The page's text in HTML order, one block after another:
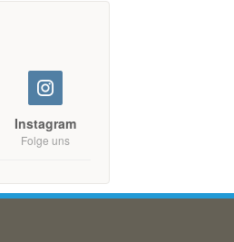
Instagram
Folge uns